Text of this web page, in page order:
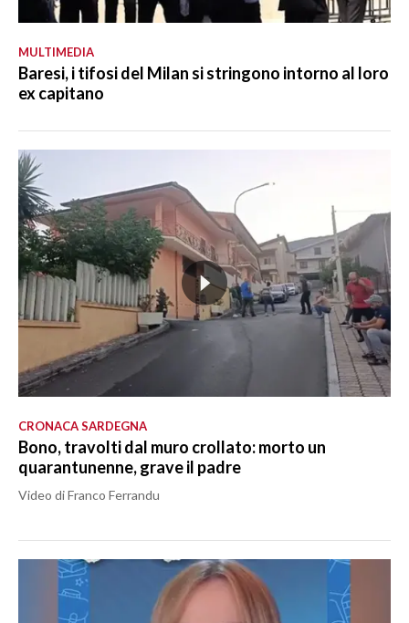
MULTIMEDIA
Baresi, i tifosi del Milan si stringono intorno al loro
ex capitano
CRONACA SARDEGNA
Bono, travolti dal muro crollato: morto un
quarantunenne, grave il padre
Video di Franco Ferrandu